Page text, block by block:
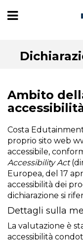
Ambito
Costa
proprio sito web
accessibile,
Accessibility Act
Europea, del 17
accessibilità dei
dichiarazione si
Dettagli sulla
La valutazione è
accessibilità